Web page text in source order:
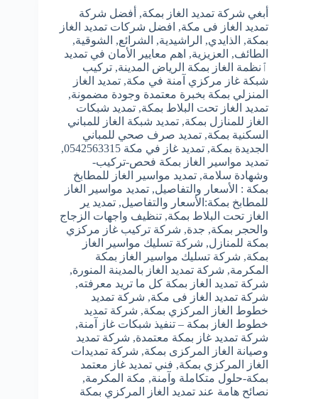
أبغي شركة تمديد الغاز بمكة, أفضل شركة
تمديد الغاز فى مكة, افضل شركات تمديد الغاز
بمكة, الذايدي, الراشيدية, الشرائع, الشوقية,
الطائف, العزيزية, اهم معايير الأمان في تمديد
ٱنظمة الغاز بمكة الرياض المدينة, تركيب
شبكة غاز مركزي آمنة في مكة, تمديد الغاز
المنزلي بمكة بخبرة معتمدة وجودة مضمونة,
تمديد الغاز تحت البلاط بمكة, تمديد شبكات
الغاز للمنازل بمكة, تمديد شبكة الغاز للمباني
السكنية بمكة, تمديد صرف صحي للمباني
الجديدة بمكة, تمديد غاز في مكة 0542563315
,
تمديد مواسير الغاز بمكة فحص-تركيب-
وشهادة سلامة, تمديد مواسير الغاز للمطابخ
بمكة : الأسعار والتفاصيل, تمديد مواسير الغاز
للمطابخ بمكة:الأسعار والتفاصيل, تمديد ير
الغاز تحت البلاط بمكة, تنظيف واجهات الزجاج
والحجر بمكة, جدة, شركة تركيب غاز مركزي
بمكة للمنازل, شركة تسليك مواسير الغاز
بمكة, شركة تسليك مواسير الغاز بمكة
المكرمة, شركة تمديد الغاز بالمدينة المنورة,
شركة تمديد الغاز بمكة كل ما تريد معرفته,
شركة تمديد الغاز فى مكة, شركة تمديد
خطوط الغاز المركزي بمكة, شركة تمديد
خطوط الغاز بمكة – تنفيذ شبكات غاز آمنة,
شركة تمديد غاز بمكة معتمدة, شركة تمديد
وصيانة الغاز المركزى بمكة, شركة تمديدات
الغاز المركزي بمكة, فني تمديد غاز معتمد
بمكة-حلول متكاملة وآمنة, مكة المكرمة,
نصائح هامة عند تمديد الغاز المركزي بمكة